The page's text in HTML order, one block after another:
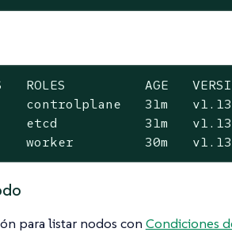
AGE
controlplane   31m
etcd           31m   v1.13.5
worker         30m
para listar nodos con Condiciones